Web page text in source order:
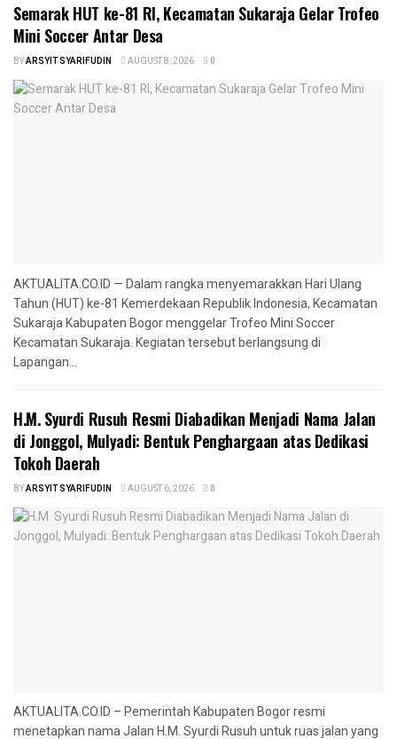
Semarak HUT ke-81 RI, Kecamatan Sukaraja Gelar Trofeo
Mini Soccer Antar Desa
BYARSYIT SYARIFUDIN AUGUST 8, 2026 0
AKTUALITA.CO.ID — Dalam rangka menyemarakkan Hari Ulang
Tahun (HUT) ke-81 Kemerdekaan Republik Indonesia, Kecamatan
Sukaraja Kabupaten Bogor menggelar Trofeo Mini Soccer
Kecamatan Sukaraja. Kegiatan tersebut berlangsung di
Lapangan...
H.M. Syurdi Rusuh Resmi Diabadikan Menjadi Nama Jalan
di Jonggol, Mulyadi: Bentuk Penghargaan atas Dedikasi
Tokoh Daerah
BYARSYIT SYARIFUDIN AUGUST 6, 2026 0
AKTUALITA.CO.ID – Pemerintah Kabupaten Bogor resmi
menetapkan nama Jalan H.M. Syurdi Rusuh untuk ruas jalan yang